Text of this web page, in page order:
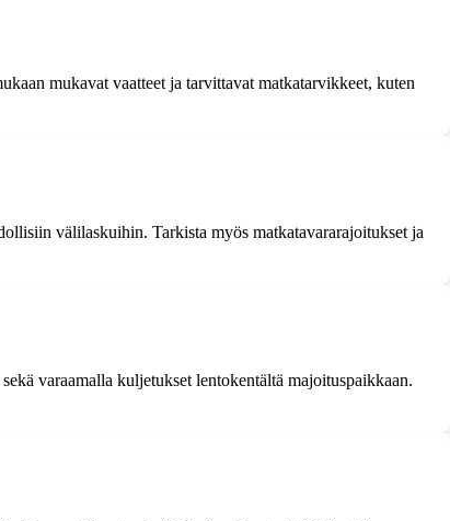
mukavat vaatteet ja tarvittavat matkatarvikkeet, kuten
välilaskuihin. Tarkista myös matkatavararajoitukset ja
varaamalla kuljetukset lentokentältä majoituspaikkaan.